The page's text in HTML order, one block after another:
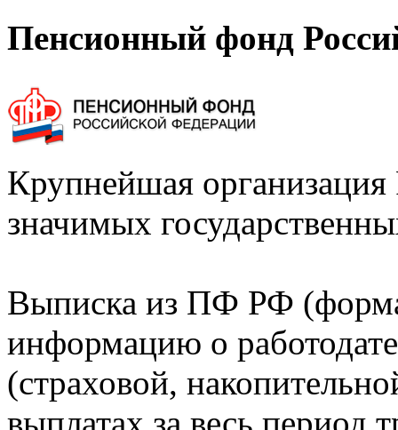
Пенсионный фонд
Крупнейшая
значимых
Выписка из ПФ РФ
информацию о
(страховой,
выплатах за весь период